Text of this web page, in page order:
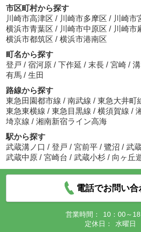
市区町村から探す
川崎市高津区 / 川崎市多摩区 / 川崎市
横浜市青葉区 / 川崎市中原区 / 川崎市
横浜市都筑区 / 横浜市港南区
町名から探す
登戸 / 宿河原 / 下作延 / 末長 / 宮崎 /
有馬 / 生田
路線から探す
東急田園都市線 / 南武線 / 東急大井町
東急東横線 / 東急目黒線 / 横須賀線 /
埼京線 / 湘南新宿ライン高海
駅から探す
武蔵溝ノ口 / 登戸 / 宮前平 / 鷺沼 / 武
武蔵中原 / 宮崎台 / 武蔵小杉 / 向ヶ丘
電話でお問い合
営業時間：
10：00～
定休日：
水曜日